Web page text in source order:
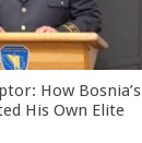
How Bosnia’s
His Own Elite